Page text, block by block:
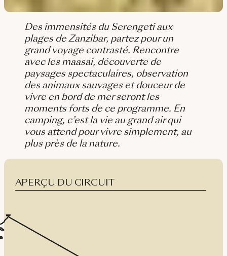
Des immensités du Serengeti aux
plages de Zanzibar, partez pour un
grand voyage contrasté. Rencontre
avec les maasai, découverte de
paysages spectaculaires, observation
des animaux sauvages et douceur de
vivre en bord de mer seront les
moments forts de ce programme. En
camping, c’est la vie au grand air qui
vous attend pour vivre simplement, au
plus près de la nature.
APERÇU DU CIRCUIT